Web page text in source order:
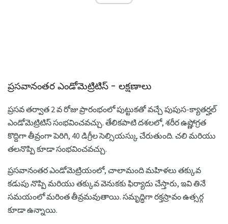
ప్రసవానంతర ఎండోమెట్రిటిస్ - లక్షణాలు
ప్రసవ తర్వాత 2 వ రోజు ప్రారంభంలో పుట్టుకతో వచ్చే పుపుస-క్యాతర్హల్
ఎండోమెట్రిటిస్ సంభవించవచ్చు. తేలికపాటి దశలలో, శరీర ఉష్ణోగ్రత
కొద్దిగా తీవ్రంగా పెరిగి, 40 డిగ్రీల సెల్సియస్కు చేరుతుంది. చలి మరియు
తలనొప్పి కూడా సంభవించవచ్చు.
ప్రసవానంతర ఎండోమెట్రియంలో, చాలామంది మహిళలు తక్కువ
కడుపు నొప్పి మరియు తక్కువ వెనుకకు ఫిర్యాదు చేస్తారు, ఇవి తినే
సమయంలో మరింత తీవ్రమవుతాయి. సమృద్ధిగా రక్తస్రావం ఉత్సర్గ
కూడా ఉన్నాయి.